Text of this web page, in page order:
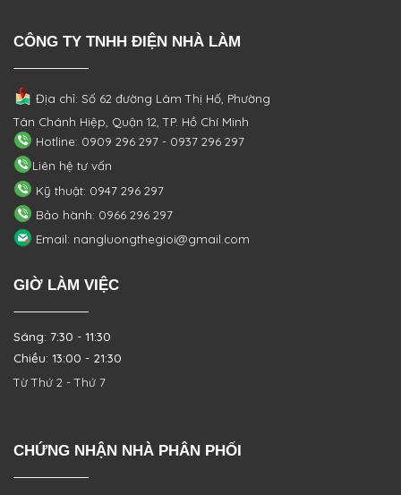
CÔNG TY TNHH ĐIỆN NHÀ LÀM
Địa chỉ: Số 62 đường Lâm Thị Hố, Phường
Tân Chánh Hiệp, Quận 12, TP. Hồ Chí Minh
Hotline: 0909 296 297 - 0937 296 297
Liên hệ tư vấn
Kỹ thuật: 0947 296 297
Bảo hành: 0966 296 297
Email: nangluongthegioi@gmail.com
GIỜ LÀM VIỆC
Sáng: 7:30 - 11:30
Chiều: 13:00 - 21:30
Từ Thứ 2 - Thứ 7
CHỨNG NHẬN NHÀ PHÂN PHỐI